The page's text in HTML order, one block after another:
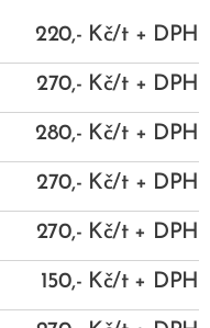
220,- Kč/t + DPH
270,- Kč/t + DPH
280,- Kč/t + DPH
270,- Kč/t + DPH
270,- Kč/t + DPH
150,- Kč/t + DPH